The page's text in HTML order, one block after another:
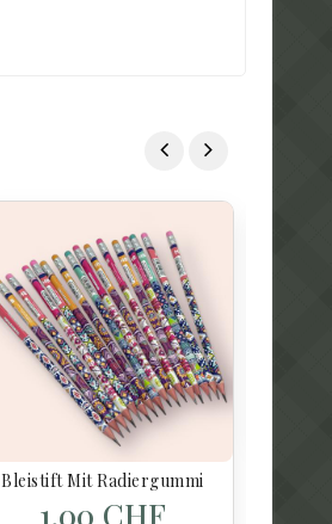
Bleistift Mit Radiergummi
1,00 CHF